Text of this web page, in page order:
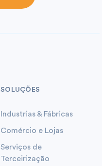
SOLUÇÕES
Industrias & Fábricas
Comércio e Lojas
Serviços de
Terceirização